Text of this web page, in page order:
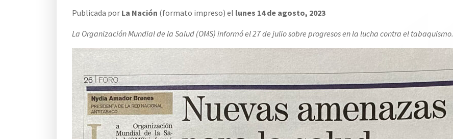
Publicada por La Nación (formato impreso) el lunes 14 de agosto, 2023
La Organización Mundial de la Salud (OMS) informó el 27 de julio sobre progresos en la lucha contra el tabaquismo.